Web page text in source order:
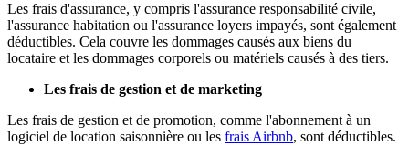
Les frais d'assurance, y compris l'assurance responsabilité civile,
l'assurance habitation ou l'assurance loyers impayés, sont également
déductibles. Cela couvre les dommages causés aux biens du
locataire et les dommages corporels ou matériels causés à des tiers.
Les frais de gestion et de marketing
Les frais de gestion et de promotion, comme l'abonnement à un
logiciel de location saisonnière ou les frais Airbnb, sont déductibles.